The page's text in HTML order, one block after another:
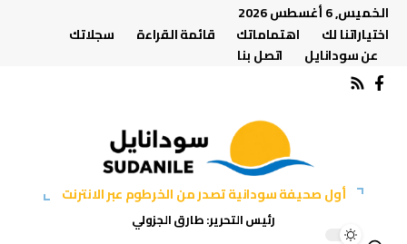
الخميس, 6 أغسطس 2026
اختياراتنا لك
اهتماماتك قائمة القراءة
سجلاتك
عن سودانايل
اتصل بنا
أول صحيفة سودانية تصدر من الخرطوم عبر الانترنت
رئيس التحرير: طارق الجزولي